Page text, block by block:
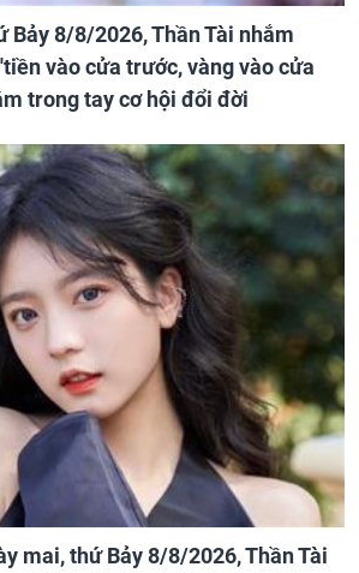
Bảy 8/8/2026, Thần Tài nhắm
vào cửa trước, vàng vào cửa
trong tay cơ hội đổi đời
mai, thứ Bảy 8/8/2026, Thần Tài